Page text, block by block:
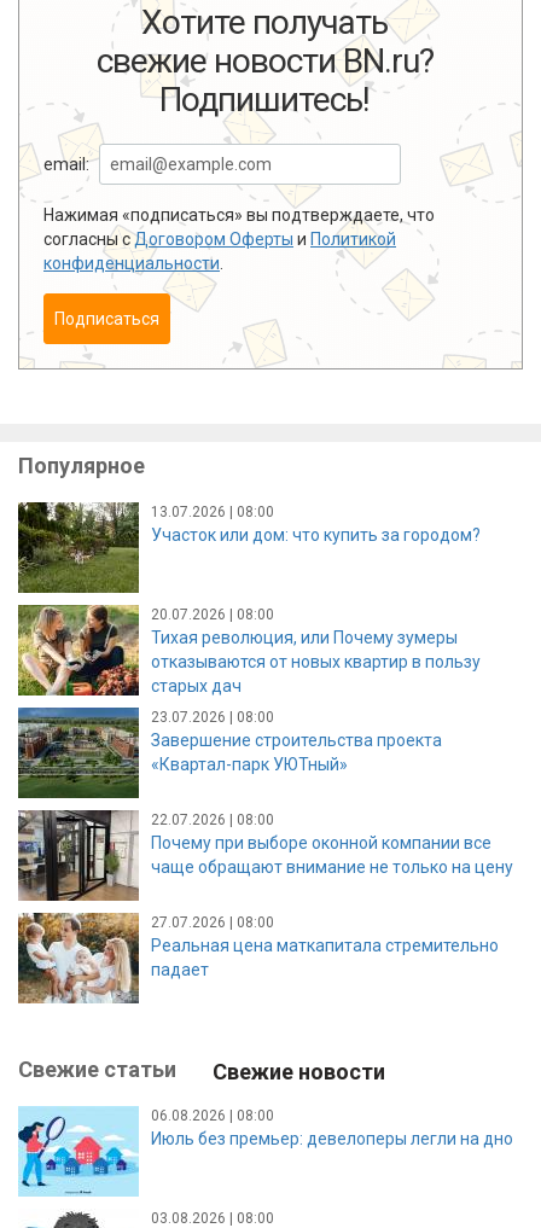
Хотите получать
свежие новости BN.ru?
Подпишитесь!
email:
Нажимая «подписаться» вы подтверждаете, что
согласны сДоговором Оферты и Политикой
конфиденциальности
Подписаться
Популярное
13.07.2026 | 08:00
Участок или дом: что купить за городом?
20.07.2026 | 08:00
Тихая революция, или Почему зумеры
отказываются от новых квартир в пользу
старых дач
23.07.2026 | 08:00
Завершение строительства проекта
«Квартал-парк УЮТный»
22.07.2026 | 08:00
Почему при выборе оконной компании все
чаще обращают внимание не только на цену
27.07.2026 | 08:00
Реальная цена маткапитала стремительно
падает
Свежие статьи Свежие новости
06.08.2026 | 08:00
Июль без премьер: девелоперы легли на дно
03.08.2026 | 08:00